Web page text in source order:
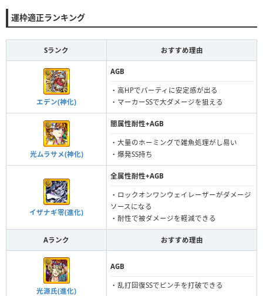
運枠適正ランキング
Sランク おすすめ理由
エデン(神化)
AGB
・高HPでパーティに安定感が出る
・マーカーSSで大ダメージを狙える
光ムラサメ(神化)
闇属性耐性+AGB
・大量のホーミングで雑魚処理がし易い
・爆発SS持ち
イザナギ零(進化)
全属性耐性+AGB
・ロックオンワンウェイレーザーがダメージ
ソースになる
・耐性で被ダメージを軽減できる
Aランク おすすめ理由
光源氏(進化)
AGB
・乱打回復SSでピンチを打破できる